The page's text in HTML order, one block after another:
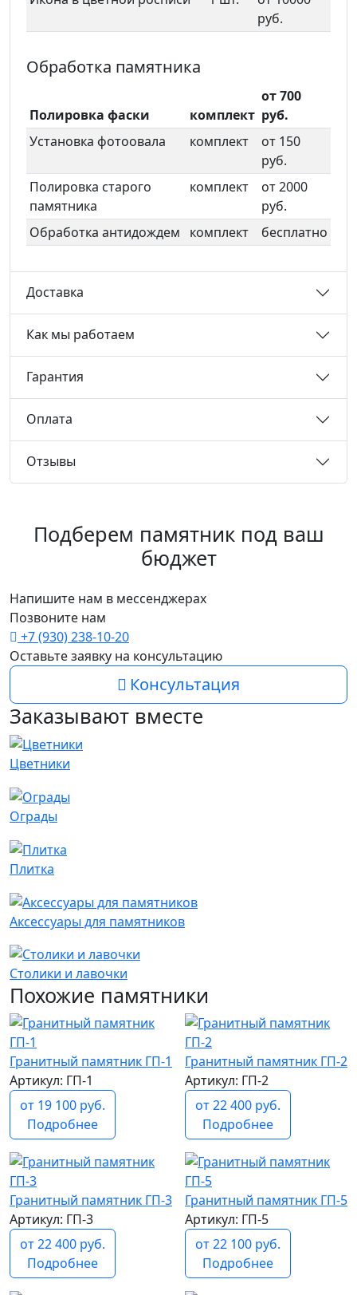
руб.
Обработка памятника
Полировка фаски комплект
от 700
руб.
Установка фотоовала
комплект
от 150
руб.
Полировка старого
памятника
комплект
от 2000
руб.
Обработка антидождем
комплект бесплатно
Доставка
Как мы работаем
Гарантия
Оплата
Отзывы
Подберем памятник под ваш
бюджет
Напишите нам в мессенджерах
Позвоните нам
+7 (930) 238-10-20
Оставьте заявку на консультацию
Консультация
Заказывают вместе
Цветники
Ограды
Плитка
Аксессуары для памятников
Столики и лавочки
Похожие памятники
Гранитный памятник ГП-1
Артикул: ГП-1
от 19 100 руб.
Подробнее
Гранитный памятник ГП-2
Артикул: ГП-2
от 22 400 руб.
Подробнее
Гранитный памятник ГП-3
Артикул: ГП-3
от 22 400 руб.
Подробнее
Гранитный памятник ГП-5
Артикул: ГП-5
от 22 100 руб.
Подробнее